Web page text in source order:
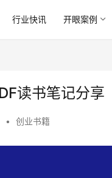
行业快讯 开眼案例
读书笔记分享
• 创业书籍